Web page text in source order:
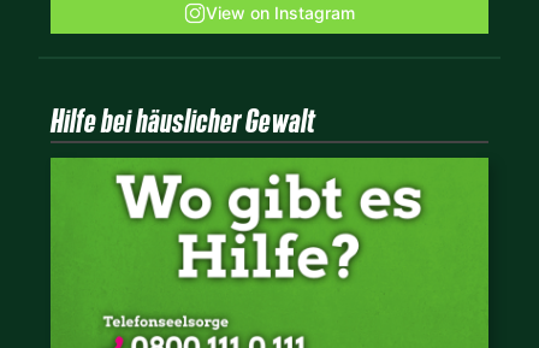
View on Instagram
Hilfe bei häuslicher Gewalt